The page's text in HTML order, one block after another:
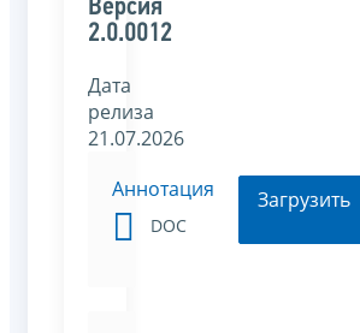
Версия
2.0.0012
Дата
релиза
21.07.2026
Аннотация
DOC
Загрузить